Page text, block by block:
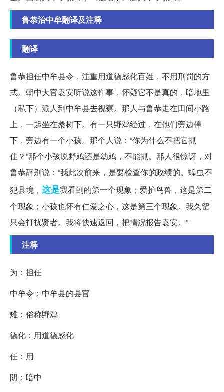
鲁恭治中牟翻译及注释
翻译
鲁恭担任中牟县令，注重用道德感化百姓，不用刑罚的方
式。朝中大官袁安听说这件事，怀疑它不是真的，暗地里
（私下）派人到中牟县去视察。那人与鲁恭走在田间小路
上，一起坐在桑树下。有一只野鸡经过，在他们旁边停
下，旁边有一个小孩。那个人说：“你为什么不把它抓
住？”那个小孩说野鸡还是幼鸡，不能抓。那人很惊讶，对
鲁恭辞别说：“我此次前来，是要检查你的政绩的。蝗虫不
犯县境， 这是我看到的第一个现象；爱护鸟兽，这是第二
个现象；小孩也怀有仁爱之心，这是第三个现象。我久留
只会打扰贤者。我将快速返回，把情况报告袁安。”
注释
为：担任
中牟令：中牟县的县官
雉：俗称野鸡
德化：用道德感化
任：用
阴：暗中